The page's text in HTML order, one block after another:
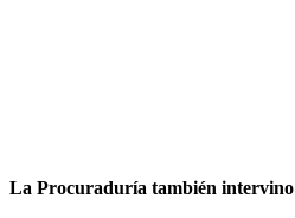
La Procuraduría también intervino